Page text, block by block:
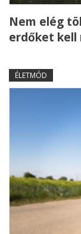
Nem elég
erdőket kell
ÉLETMÓD